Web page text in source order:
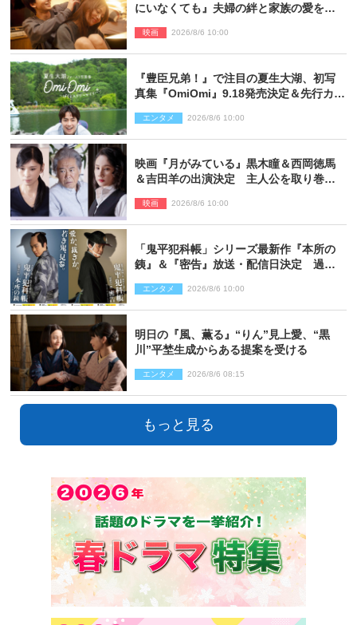
にいなくても』夫婦の絆と家族の愛を映
映画 2026/8/6 10:00
『豊臣兄弟！』で注目の夏生大湖、初写
真集『OmiOmi』9.18発売決定＆先行カッ
エンタメ 2026/8/6 10:00
映画『月がみている』黒木瞳＆西岡徳馬
＆吉田羊の出演決定 主人公を取り巻く
映画 2026/8/6 10:00
「鬼平犯科帳」シリーズ最新作『本所の
銕』＆『密告』放送・配信日決定 過去
エンタメ 2026/8/6 10:00
明日の『風、薫る』“りん”見上愛、“黒
川”平埜生成からある提案を受ける
エンタメ 2026/8/6 08:15
もっと見る